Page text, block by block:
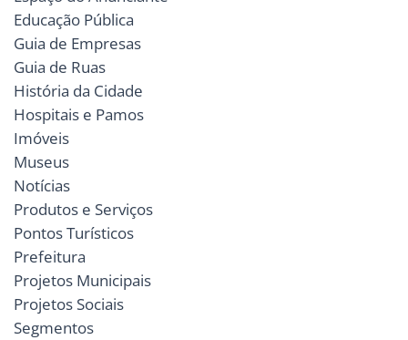
Educação Pública
Guia de Empresas
Guia de Ruas
História da Cidade
Hospitais e Pamos
Imóveis
Museus
Notícias
Produtos e Serviços
Pontos Turísticos
Prefeitura
Projetos Municipais
Projetos Sociais
Segmentos